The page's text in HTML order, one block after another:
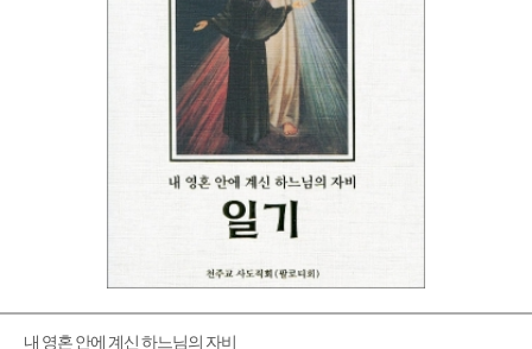
내 영혼 안에 계신 하느님의 자비